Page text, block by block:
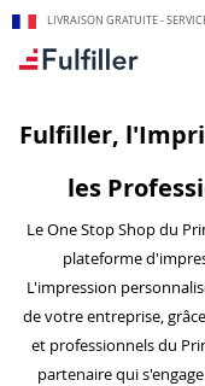
LIVRAISON GRATUITE -
Fulfiller,
les
Le One Stop Shop du
plateforme
L'impression
de votre entreprise,
et professionnels du
partenaire qui
🎯 Assistant
IA + équipe